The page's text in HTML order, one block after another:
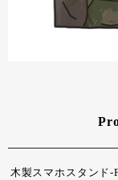
木製スマホスタンド-